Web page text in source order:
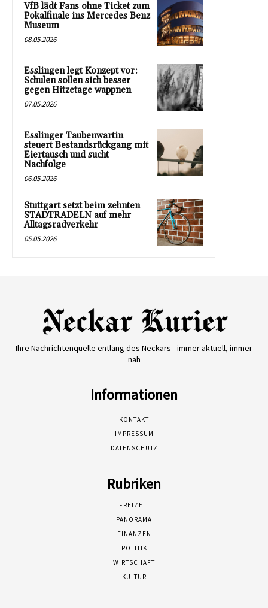
VfB lädt Fans ohne Ticket zum
Pokalfinale ins Mercedes Benz
Museum
08.05.2026
Esslingen legt Konzept vor:
Schulen sollen sich besser
gegen Hitzetage wappnen
07.05.2026
Esslinger Taubenwartin
steuert Bestandsrückgang mit
Eiertausch und sucht
Nachfolge
06.05.2026
Stuttgart setzt beim zehnten
STADTRADELN auf mehr
Alltagsradverkehr
05.05.2026
Ihre Nachrichtenquelle entlang des Neckars - immer aktuell, immer
nah
Informationen
KONTAKT
IMPRESSUM
DATENSCHUTZ
Rubriken
FREIZEIT
PANORAMA
FINANZEN
POLITIK
WIRTSCHAFT
KULTUR